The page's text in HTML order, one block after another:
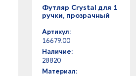
Футляр Crystal для 1
ручки, прозрачный
Артикул:
16679.00
Наличие:
28820
Материал: